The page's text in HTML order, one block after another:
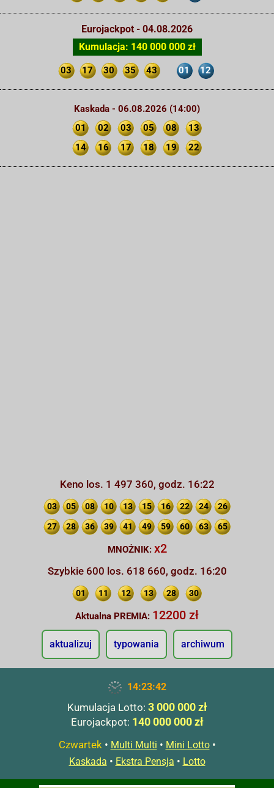
Eurojackpot - 04.08.2026
Kumulacja: 140 000 000 zł
03 17 30 35 43 01 12
Kaskada - 06.08.2026 (14:00)
01
02 03 05 08
13
14
16 17 18 19 22
Keno los. 1 497 360, godz. 16:22
03 05 08 10 13 15 16 22 24 26
27 28 36 39 41 49 59 60 63 65
MNOŻNIK: x2
Szybkie 600 los. 618 660, godz. 16:20
01 11 12 13 28 30
Aktualna PREMIA: 12200 zł
aktualizuj typowania archiwum
14:23:43
Kumulacja Lotto: 3 000 000 zł
Eurojackpot: 140 000 000 zł
Czwartek• Multi Multi • Mini Lotto•
Kaskada • Ekstra Pensja • Lotto